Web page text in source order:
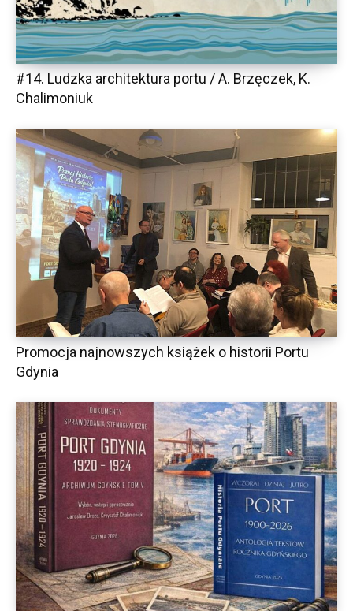
#14. Ludzka architektura portu / A. Brzęczek, K.
Chalimoniuk
Promocja najnowszych książek o historii Portu
Gdynia